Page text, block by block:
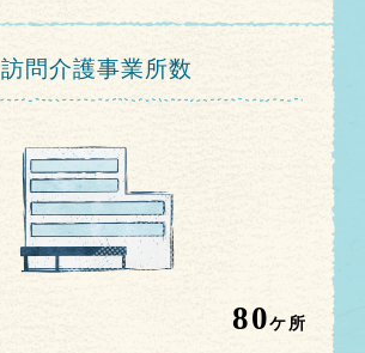
訪問介護事業所数
80ケ所